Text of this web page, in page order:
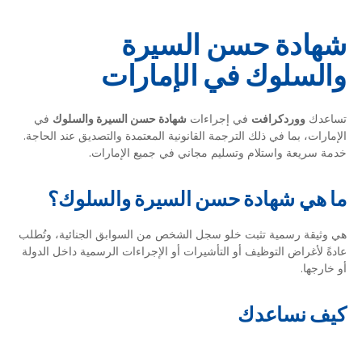
شهادة حسن السيرة
والسلوك في الإمارات
تساعدكووردكرافت في إجراءات شهادة حسن السيرة والسلوك في
الإمارات، بما في ذلك الترجمة القانونية المعتمدة والتصديق عند الحاجة.
خدمة سريعة واستلام وتسليم مجاني في جميع الإمارات.
ما هي شهادة حسن السيرة والسلوك؟
هي وثيقة رسمية تثبت خلو سجل الشخص من السوابق الجنائية، وتُطلب
عادةً لأغراض التوظيف أو التأشيرات أو الإجراءات الرسمية داخل الدولة
أو خارجها.
كيف نساعدك